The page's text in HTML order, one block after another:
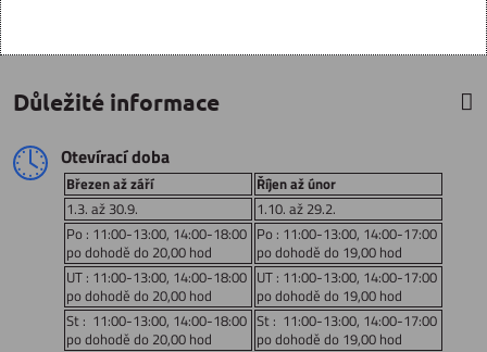
Důležité informace
Otevírací doba
Březen až září
Říjen až únor
1.3. až 30.9.
1.10. až 29.2.
Po : 11:00-13:00, 14:00-18:00
po dohodě do 20,00 hod
Po : 11:00-13:00, 14:00-17:00
po dohodě do 19,00 hod
UT : 11:00-13:00, 14:00-18:00
po dohodě do 20,00 hod
UT : 11:00-13:00, 14:00-17:00
po dohodě do 19,00 hod
St : 11:00-13:00, 14:00-18:00
po dohodě do 20,00 hod
St : 11:00-13:00, 14:00-17:00
po dohodě do 19,00 hod